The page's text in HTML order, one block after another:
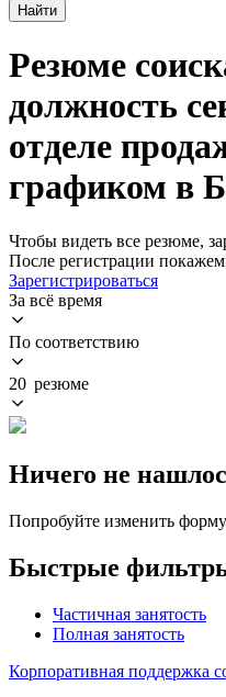
Найти
Резюме
должность
отделе
графиком в
Чтобы видеть все резюме,
После регистрации
Зарегистрироваться
За всё время
По соответствию
20 резюме
Ничего не
Попробуйте изменить
Быстрые
Частичная занятость
Полная занятость
Корпоративная поддержка